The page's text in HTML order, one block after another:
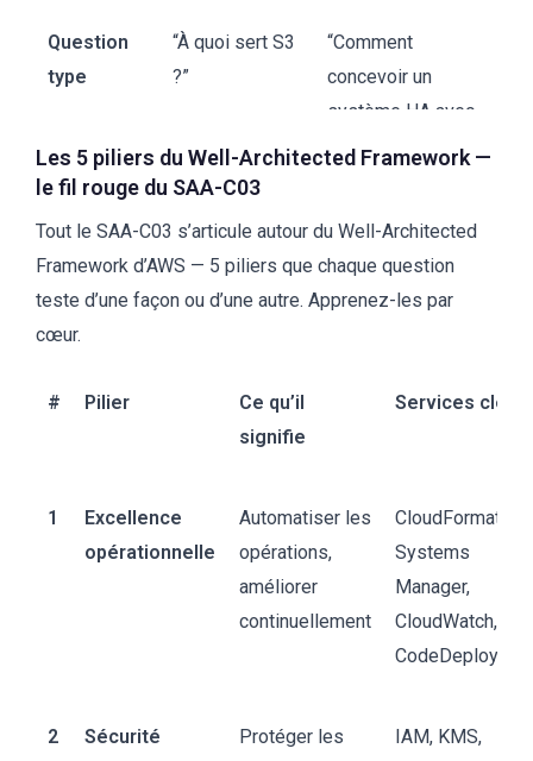
Question
type
“À quoi sert S3
?”
“Comment
concevoir un
système HA avec
S3 et Lambda ?”
Profondeur
Large mais peu
profond
Profond —
comprendre les
nuances
requise
optionnelle
recommandée
exam
Les 5 piliers du Well-Architected Framework —
le fil rouge du SAA-C03
Tout le SAA-C03 s’articule autour du Well-Architected
Framework d’AWS — 5 piliers que chaque question
teste d’une façon ou d’une autre. Apprenez-les par
cœur.
# Pilier
Ce qu’il
signifie
Services clés
1
Excellence
opérationnelle
Automatiser les
opérations,
améliorer
continuellement
CloudFormation,
Systems
Manager,
CloudWatch,
CodeDeploy
2 Sécurité
Protéger les
IAM, KMS,